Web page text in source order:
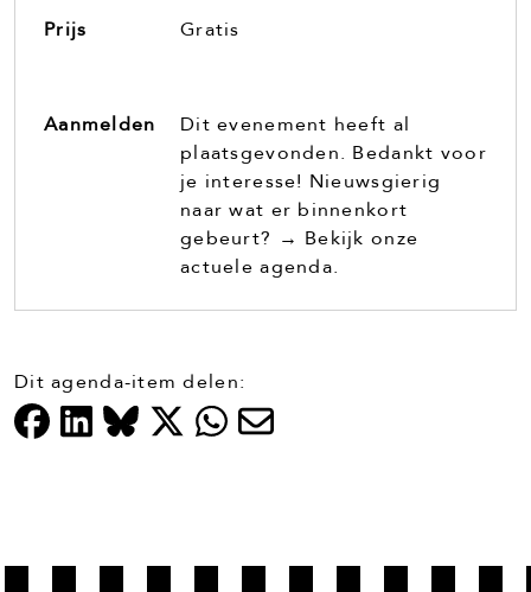
Prijs
Gratis
Aanmelden
Dit evenement heeft al
plaatsgevonden. Bedankt voor
je interesse! Nieuwsgierig
naar wat er binnenkort
gebeurt? → Bekijk onze
actuele agenda.
Dit agenda-item delen: